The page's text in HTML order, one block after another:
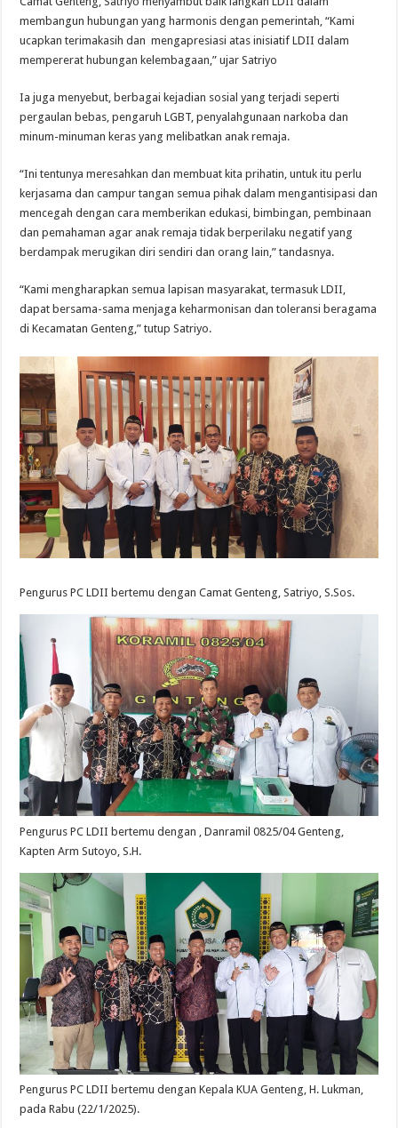
membangun hubungan yang harmonis dengan pemerintah, “Kami
ucapkan terimakasih dan mengapresiasi atas inisiatif LDII dalam
mempererat hubungan kelembagaan,” ujar Satriyo
Ia juga menyebut, berbagai kejadian sosial yang terjadi seperti
pergaulan bebas, pengaruh LGBT, penyalahgunaan narkoba dan
minum-minuman keras yang melibatkan anak remaja.
“Ini tentunya meresahkan dan membuat kita prihatin, untuk itu perlu
kerjasama dan campur tangan semua pihak dalam mengantisipasi dan
mencegah dengan cara memberikan edukasi, bimbingan, pembinaan
dan pemahaman agar anak remaja tidak berperilaku negatif yang
berdampak merugikan diri sendiri dan orang lain,” tandasnya.
“Kami mengharapkan semua lapisan masyarakat, termasuk LDII,
dapat bersama-sama menjaga keharmonisan dan toleransi beragama
di Kecamatan Genteng,” tutup Satriyo.
Pengurus PC LDII bertemu dengan Camat Genteng, Satriyo, S.Sos.
Pengurus PC LDII bertemu dengan , Danramil 0825/04 Genteng,
Kapten Arm Sutoyo, S.H.
Pengurus PC LDII bertemu dengan Kepala KUA Genteng, H. Lukman,
pada Rabu (22/1/2025).